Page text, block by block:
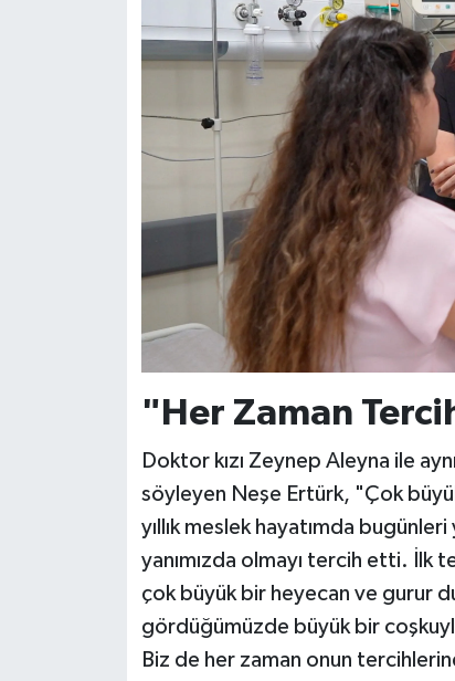
"Her Zaman
Doktor kızı Zeynep Aleyna ile
söyleyen Neşe Ertürk, "Çok
yıllık meslek hayatımda
yanımızda olmayı tercih etti. İlk
çok büyük bir heyecan ve gurur
gördüğümüzde büyük bir
Biz de her zaman onun